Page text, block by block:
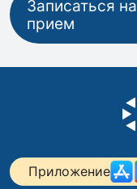
Записаться на
прием
Приложение